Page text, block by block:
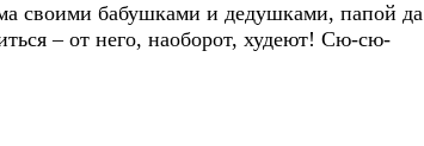
своими бабушками и дедушками, папой да
– от него, наоборот, худеют! Сю-сю-